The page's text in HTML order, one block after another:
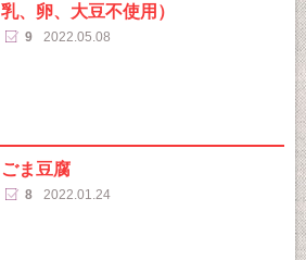
乳、卵、大豆不使用）
9 2022.05.08
ごま豆腐
8 2022.01.24